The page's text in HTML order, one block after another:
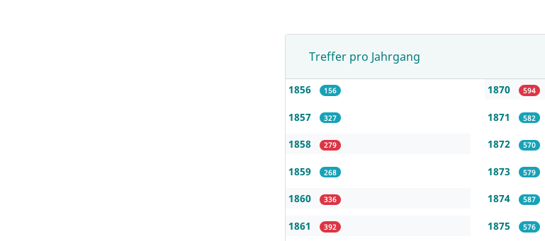
Treffer pro Jahrgang
1856 156
1857 327
1858 279
1859 268
1860 336
1861 392
1870 594
1871 582
1872 570
1873 579
1874 587
1875 576